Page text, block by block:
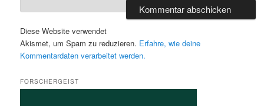
Diese Website verwendet
Akismet, um Spam zu reduzieren. Erfahre, wie deine
Kommentardaten verarbeitet werden.
FORSCHERGEIST